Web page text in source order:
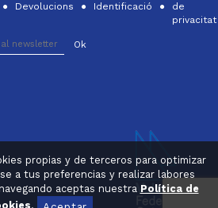
propias y de terceros para optimizar
a tus preferencias y realizar labores
aceptas nuestra Política de
.
Devolucions Identificació
de
privacitat